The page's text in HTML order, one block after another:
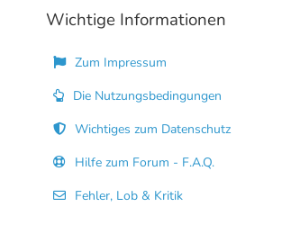
Wichtige Informationen
Zum Impressum
Die Nutzungsbedingungen
Wichtiges zum Datenschutz
Hilfe zum Forum - F.A.Q.
Fehler, Lob & Kritik